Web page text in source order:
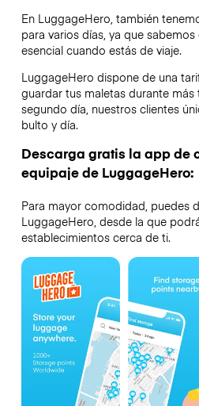
En LuggageHero, también
para varios días, ya que
esencial cuando estás de viaje.
LuggageHero dispone de una
guardar tus maletas durante
segundo día, nuestros clientes
bulto y día.
Descarga gratis la app de
equipaje de LuggageHero:
Para mayor comodidad, puedes
LuggageHero, desde la que
establecimientos cerca de ti.